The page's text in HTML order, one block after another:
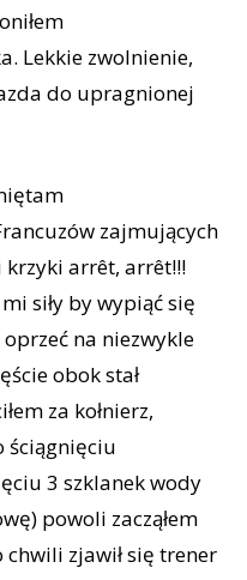
Lekkie zwolnienie,
do upragnionej
zajmujących
arrêt, arrêt!!!
siły by wypiąć się
na niezwykle
obok stał
za kołnierz,
ściągnięciu
3 szklanek wody
powoli zacząłem
chwili zjawił się trener